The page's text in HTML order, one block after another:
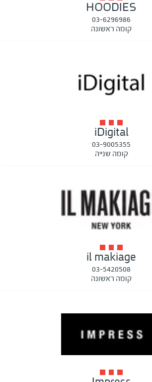
HOODIES
03-6296986
קומה ראשונה
iDigital
03-9005355
קומה שנייה
il makiage
03-5420508
קומה ראשונה